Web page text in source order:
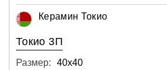
Керамин Токио
Токио 3П
Размер:
40х40